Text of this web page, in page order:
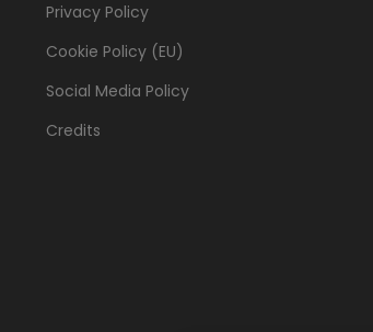
Privacy Policy
Cookie Policy (EU)
Social Media Policy
Credits